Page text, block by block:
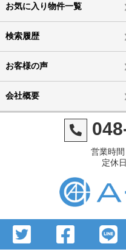
お気に入り物件一覧
検索履歴
お客様の声
会社概要
営業時
定休